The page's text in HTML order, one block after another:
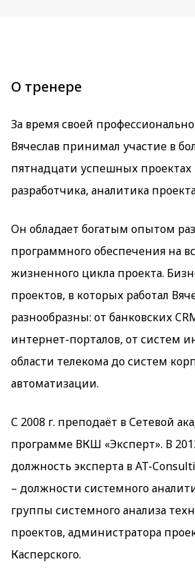
О тренере
За время своей
Вячеслав принимал участие в
пятнадцати успешных проектах
разработчика, аналитика
Он обладает богатым опытом
программного обеспечения на
жизненного цикла проекта.
проектов, в которых работал
разнообразны: от банковских
интернет-порталов, от систем
области телекома до систем
автоматизации.
С 2008 г. преподаёт в Сетевой
программе ВКШ «Эксперт». В
должность эксперта в AT-
– должности системного
группы системного анализа
проектов, администратора
Касперского.